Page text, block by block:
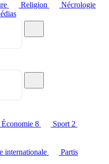
Religion
Nécrologie
Économie 8 Sport 2
internationale
Partis